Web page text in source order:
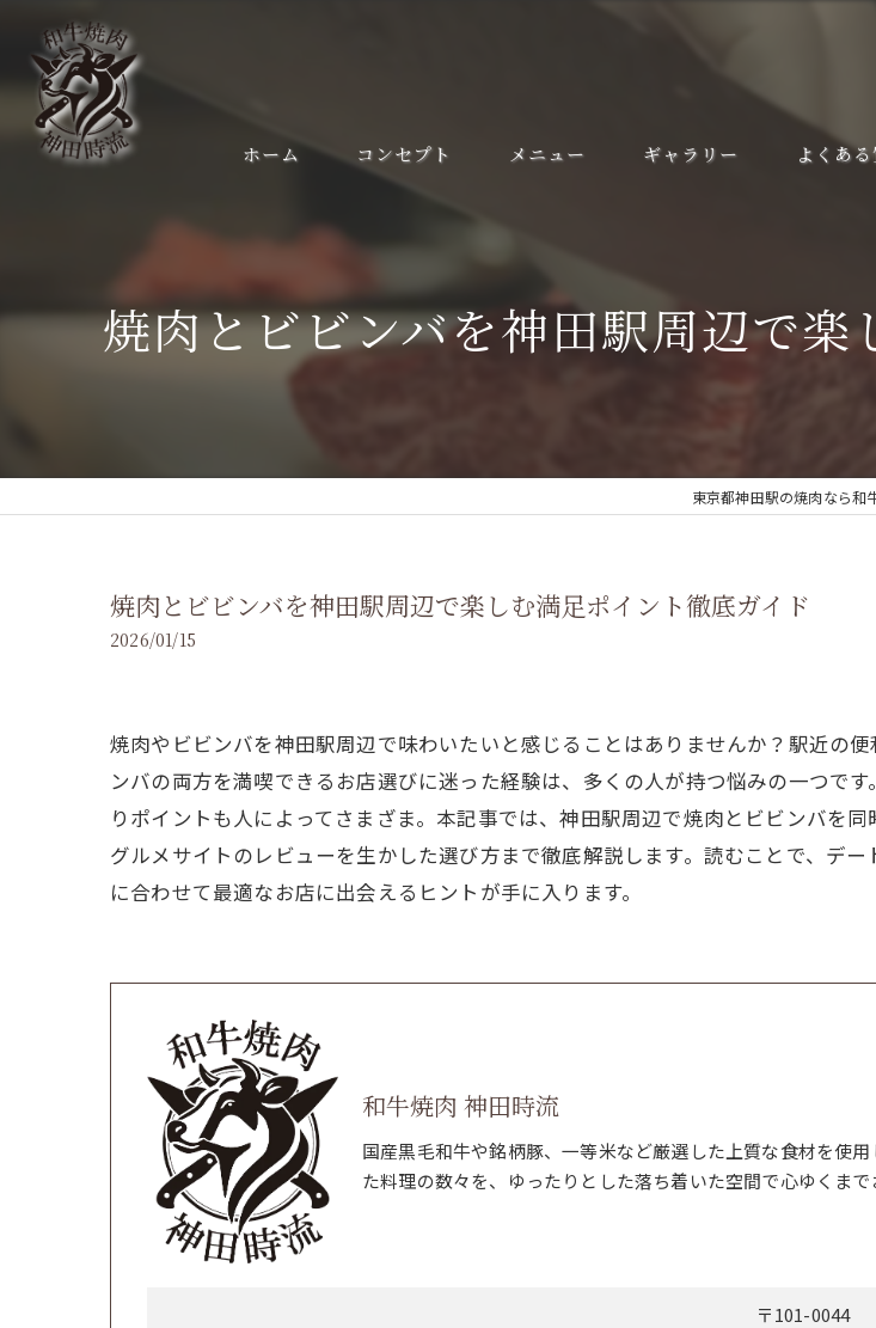
ホーム コンセプト メニュー ギャラリー よくあ
焼肉とビビンバを神田駅周辺で
東京都神田駅の焼肉なら和
焼肉とビビンバを神田駅周辺で楽しむ満足ポイント徹底ガイド
2026/01/15
焼肉やビビンバを神田駅周辺で味わいたいと感じることはありませんか？駅近の
ンバの両方を満喫できるお店選びに迷った経験は、多くの人が持つ悩みの一つで
りポイントも人によってさまざま。本記事では、神田駅周辺で焼肉とビビンバを
グルメサイトのレビューを生かした選び方まで徹底解説します。読むことで、デ
に合わせて最適なお店に出会えるヒントが手に入ります。
和牛焼肉 神田時流
国産黒毛和牛や銘柄豚、一等米など厳選した上質な食材を使
た料理の数々を、ゆったりとした落ち着いた空間で心ゆくまで
〒101-0044